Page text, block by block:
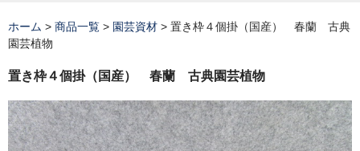
ホーム
お勧め商品
ホーム > 商品一覧 > 園芸資材 > 置き枠４個掛（国産） 春蘭 古典
園芸植物
置き枠４個掛（国産） 春蘭 古典園芸植物